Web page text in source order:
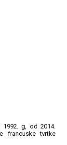
g, od 2014.
francuske tvrtke